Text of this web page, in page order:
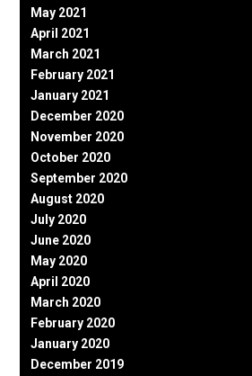
May 2021
April 2021
March 2021
February 2021
January 2021
December 2020
November 2020
October 2020
September 2020
August 2020
July 2020
June 2020
May 2020
April 2020
March 2020
February 2020
January 2020
December 2019